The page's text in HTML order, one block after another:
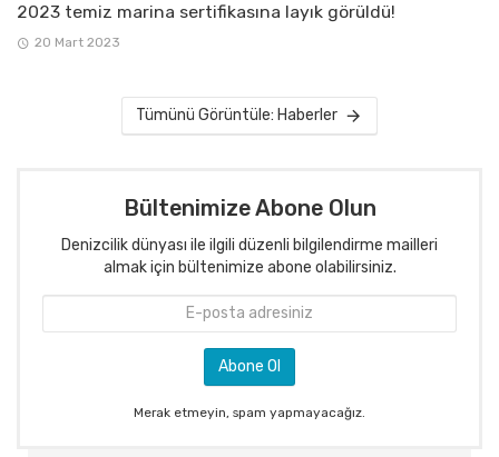
2023 temiz marina sertifikasına layık görüldü!
20 Mart 2023
Tümünü Görüntüle: Haberler
Bültenimize Abone Olun
Denizcilik dünyası ile ilgili düzenli bilgilendirme mailleri
almak için bültenimize abone olabilirsiniz.
Merak etmeyin, spam yapmayacağız.